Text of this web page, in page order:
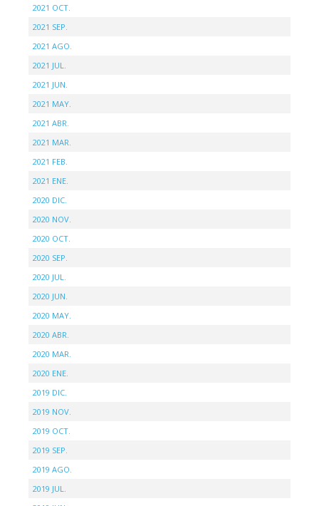
2021 OCT.
2021 SEP.
2021 AGO.
2021 JUL.
2021 JUN.
2021 MAY.
2021 ABR.
2021 MAR.
2021 FEB.
2021 ENE.
2020 DIC.
2020 NOV.
2020 OCT.
2020 SEP.
2020 JUL.
2020 JUN.
2020 MAY.
2020 ABR.
2020 MAR.
2020 ENE.
2019 DIC.
2019 NOV.
2019 OCT.
2019 SEP.
2019 AGO.
2019 JUL.